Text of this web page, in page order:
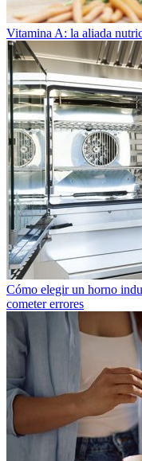
Vitamina A: la aliada
Cómo elegir un horno
cometer errores